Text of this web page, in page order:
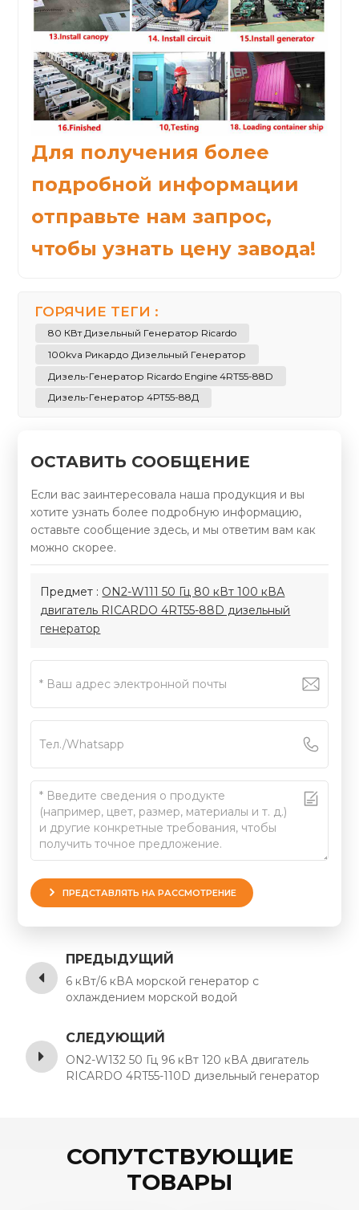
Для получения более
подробной информации
отправьте нам запрос,
чтобы узнать цену завода!
ГОРЯЧИЕ ТЕГИ :
80 КВт Дизельный Генератор Ricardo
100kva Рикардо Дизельный Генератор
Дизель-Генератор Ricardo Engine 4RT55-88D
Дизель-Генератор 4РТ55-88Д
ОСТАВИТЬ СООБЩЕНИЕ
Если вас заинтересовала наша продукция и вы
хотите узнать более подробную информацию,
оставьте сообщение здесь, и мы ответим вам как
можно скорее.
Предмет : ON2-W111 50 Гц 80 кВт 100 кВА
двигатель RICARDO 4RT55-88D дизельный
генератор
ПРЕДСТАВЛЯТЬ НА РАССМОТРЕНИЕ
ПРЕДЫДУЩИЙ
6 кВт/6 кВА морской генератор с
охлаждением морской водой
СЛЕДУЮЩИЙ
ON2-W132 50 Гц 96 кВт 120 кВА двигатель
RICARDO 4RT55-110D дизельный генератор
СОПУТСТВУЮЩИЕ
ТОВАРЫ